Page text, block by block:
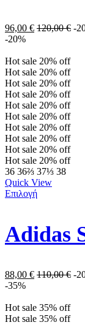
96,00 € 120,00€ -
-20%
Hot sale 20% off
Hot sale 20% off
Hot sale 20% off
Hot sale 20% off
Hot sale 20% off
Hot sale 20% off
Hot sale 20% off
Hot sale 20% off
Hot sale 20% off
Hot sale 20% off
36 36⅔ 37⅓ 38
Quick View
Επιλογή
88,00 € 110,00€ -
-35%
Hot sale 35% off
Hot sale 35% off